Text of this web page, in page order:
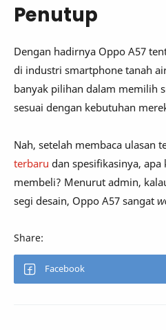
Penutup
Dengan hadirnya Oppo A57
di industri smartphone tanah
banyak pilihan dalam memilih
sesuai dengan kebutuhan
Nah, setelah membaca ulasan
terbaru dan spesifikasinya,
membeli? Menurut admin,
segi desain, Oppo A57 sangat